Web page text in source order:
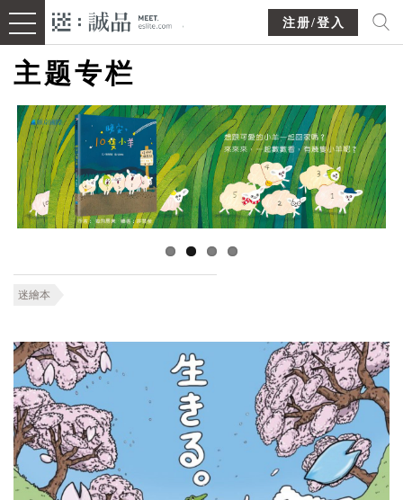
注册/登入
主题专栏
迷繪本